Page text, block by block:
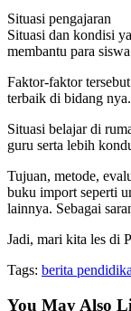
Situasi pengajaran
Situasi dan kondisi
membantu para
Faktor-faktor
terbaik di bidang
Situasi belajar di
guru serta lebih
Tujuan, metode,
buku import seperti
lainnya. Sebagai
Jadi, mari kita les di
Tags: berita
You May Also